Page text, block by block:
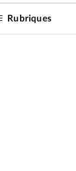
Rubriques